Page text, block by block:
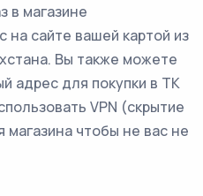
в магазине
на сайте вашей картой из
Вы также можете
адрес для покупки в TK
VPN (скрытие
чтобы не вас не